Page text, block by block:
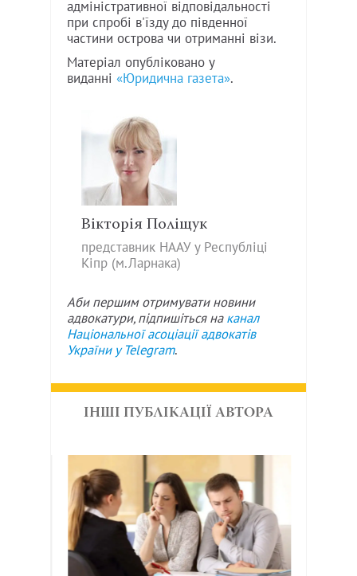
адміністративної відповідальності
при спробі в'їзду до південної
частини острова чи отриманні візи.
Матеріал опубліковано у
виданні «Юридична газета».
Вікторія Поліщук
представник НААУ у Республіці
Кіпр (м.Ларнака)
Аби першим отримувати новини
адвокатури, підпишіться на канал
Національної асоціації адвокатів
України у Telegram.
ІНШІ ПУБЛІКАЦІЇ АВТОРА